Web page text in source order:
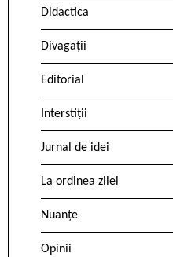
Didactica
Divagații
Editorial
Interstiții
Jurnal de idei
La ordinea zilei
Nuanțe
Opinii